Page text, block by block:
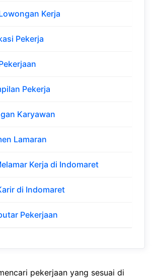
Kerja
Pekerja
Pekerja
Karyawan
Lamaran
Kerja di Indomaret
di Indomaret
Pekerjaan
pekerjaan yang sesuai di